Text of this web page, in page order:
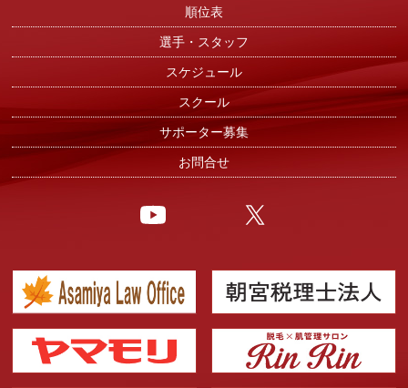
順位表
選手・スタッフ
スケジュール
スクール
サポーター募集
お問合せ